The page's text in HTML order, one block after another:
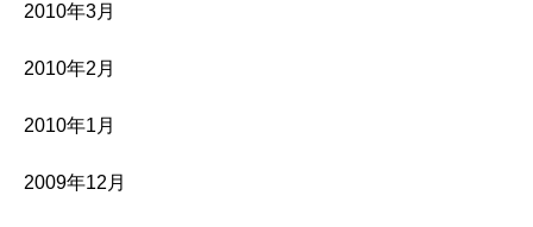
2010年3月
2010年2月
2010年1月
2009年12月